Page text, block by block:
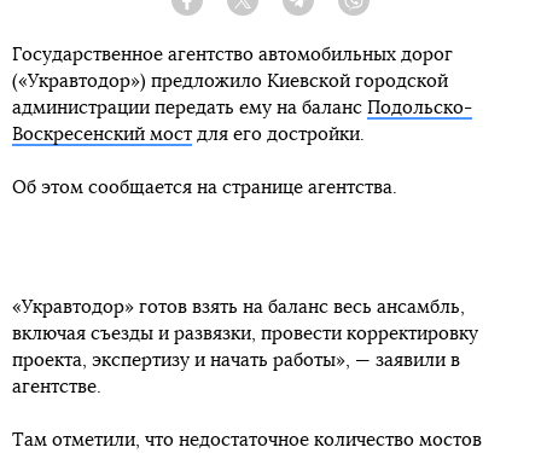
Facebook Twitter Telegram
Государственное агентство автомобильных дорог
(«Укравтодор») предложило Киевской городской
администрации передать ему на баланс Подольско-
Воскресенский мост для его достройки.
Об этом сообщается на странице агентства.
«Укравтодор» готов взять на баланс весь ансамбль,
включая съезды и развязки, провести корректировку
проекта, экспертизу и начать работы», — заявили в
агентстве.
Там отметили, что недостаточное количество мостов